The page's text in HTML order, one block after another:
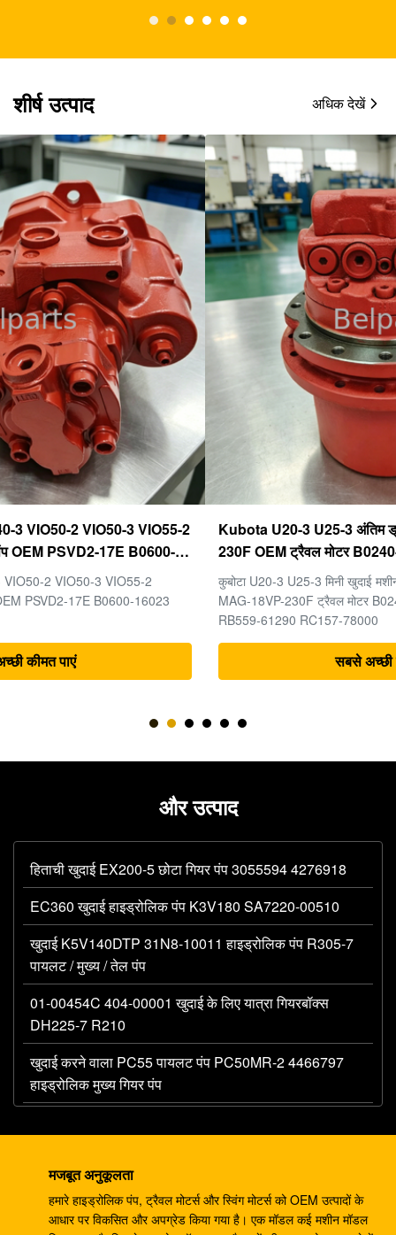
शीर्ष उत्पाद अधिक देखें
Kubota U20-3 U25-3 अंतिम ड्राइव KYB MAG-18VP-
230F OEM ट्रैवल मोटर B0240-18076 RB511-61290
RB559-61290 RC157-78000 मिनी खुदाई भागों के लिए
कुबोटा U20-3 U25-3 मिनी खुदाई मशीन के पुर्जों के लिए अंतिम ड्राइव KYB
MAG-18VP-230F ट्रैवल मोटर B0240-18076 RB511-61290
और उत्पाद
हिताची खुदाई EX200-5 छोटा गियर पंप 3055594 4276918
EC360 खुदाई हाइड्रोलिक पंप K3V180 SA7220-00510
खुदाई K5V140DTP 31N8-10011 हाइड्रोलिक पंप R305-7
पायलट / मुख्य / तेल पंप
01-00454C 404-00001 खुदाई के लिए यात्रा गियरबॉक्स
DH225-7 R210
खुदाई करने वाला PC55 पायलट पंप PC50MR-2 4466797
हाइड्रोलिक मुख्य गियर पंप
खुदाई करने वाला DH220-5 DH220-7 ट्रैवल गियरबॉक्स
EC210 SANY235 S220LC-5
मजबूत अनुकूलता
हमारे हाइड्रोलिक पंप, ट्रैवल मोटर्स और स्विंग मोटर्स को OEM उत्पादों के
आधार पर विकसित और अपग्रेड किया गया है। एक मॉडल कई मशीन मॉडल